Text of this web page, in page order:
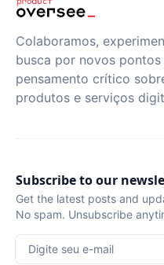
Colaboramos,
busca por novos
pensamento crítico
produtos e serviços
Subscribe to our
Get the latest posts and
No spam. Unsubscribe
Digite seu e-mail